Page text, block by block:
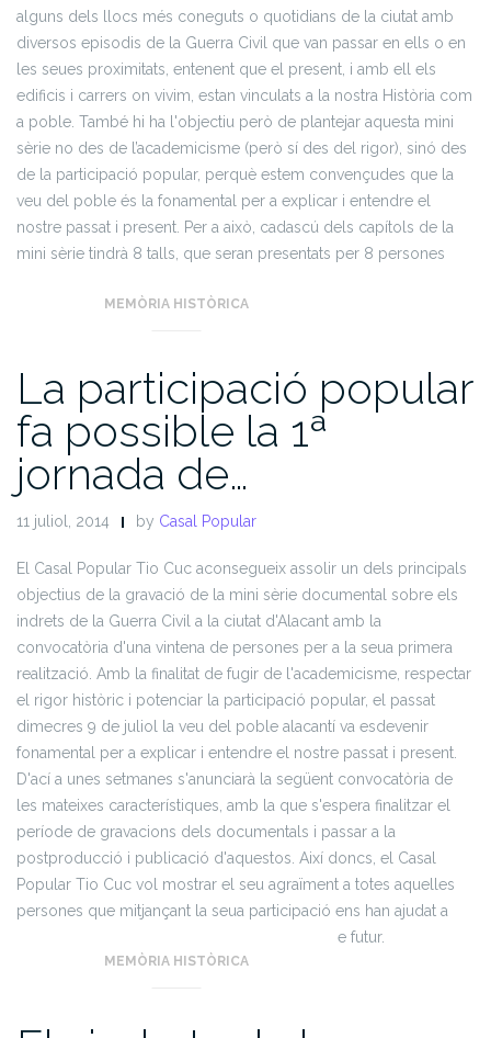
alguns dels llocs més coneguts o quotidians de la ciutat amb
diversos episodis de la Guerra Civil que van passar en ells o en
les seues proximitats, entenent que el present, i amb ell els
edificis i carrers on vivim, estan vinculats a la nostra Història com
a poble. També hi ha l'objectiu però de plantejar aquesta mini
sèrie no des de l’academicisme (però sí des del rigor), sinó des
de la participació popular, perquè estem convençudes que la
veu del poble és la fonamental per a explicar i entendre el
nostre passat i present. Per a això, cadascú dels capítols de la
mini sèrie tindrà 8 talls, que seran presentats per 8 persones
MEMÒRIA HISTÒRICA
La participació popular
fa possible la 1ª
jornada de…
11 juliol, 2014 by Casal Popular
El Casal Popular Tio Cuc aconsegueix assolir un dels principals
objectius de la gravació de la mini sèrie documental sobre els
indrets de la Guerra Civil a la ciutat d'Alacant amb la
convocatòria d'una vintena de persones per a la seua primera
realització. Amb la finalitat de fugir de l'academicisme, respectar
el rigor històric i potenciar la participació popular, el passat
dimecres 9 de juliol la veu del poble alacantí va esdevenir
fonamental per a explicar i entendre el nostre passat i present.
D'ací a unes setmanes s'anunciarà la següent convocatòria de
les mateixes característiques, amb la que s'espera finalitzar el
període de gravacions dels documentals i passar a la
postproducció i publicació d'aquestos. Així doncs, el Casal
Popular Tio Cuc vol mostrar el seu agraïment a totes aquelles
persones que mitjançant la seua participació ens han ajudat a
recuperar la nostra història i construir el nostre futur.
MEMÒRIA HISTÒRICA